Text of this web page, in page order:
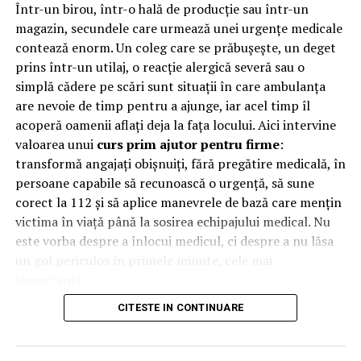
Într-un birou, într-o hală de producție sau într-un
magazin, secundele care urmează unei urgențe medicale
contează enorm. Un coleg care se prăbușește, un deget
prins într-un utilaj, o reacție alergică severă sau o
simplă cădere pe scări sunt situații în care ambulanța
are nevoie de timp pentru a ajunge, iar acel timp îl
acoperă oamenii aflați deja la fața locului. Aici intervine
valoarea unui curs prim ajutor pentru firme:
transformă angajați obișnuiți, fără pregătire medicală, în
persoane capabile să recunoască o urgență, să sune
corect la 112 și să aplice manevrele de bază care mențin
victima în viață până la sosirea echipajului medical. Nu
este vorba despre a înlocui medicul, ci despre a nu lăsa
De ce contează primele minute
la locul de muncă
CITESTE IN CONTINUARE